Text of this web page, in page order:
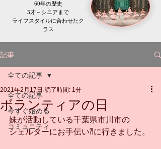
60年の歴史
3才～シニアまで
​ライフスタイルに合わせたク
ラス
記事
全ての記事
今すぐ始める
コミュニティ
全ての記事
ボランティアの日
2021年2月17日 読了時間: 1分
妹が活動している千葉県市川市の
シェルターにお手伝い⁈に行きました。